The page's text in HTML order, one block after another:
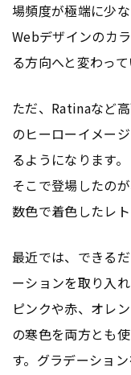
場頻度が極端に少な
Webデザインのカ
る方向へと変わって
ただ、Ratinaなど
のヒーローイメー
るようになります。
そこで登場したのが
数色で着色したレ
最近では、できる
ーションを取り入
ピンクや赤、オレ
の寒色を両方とも
す。グラデーショ